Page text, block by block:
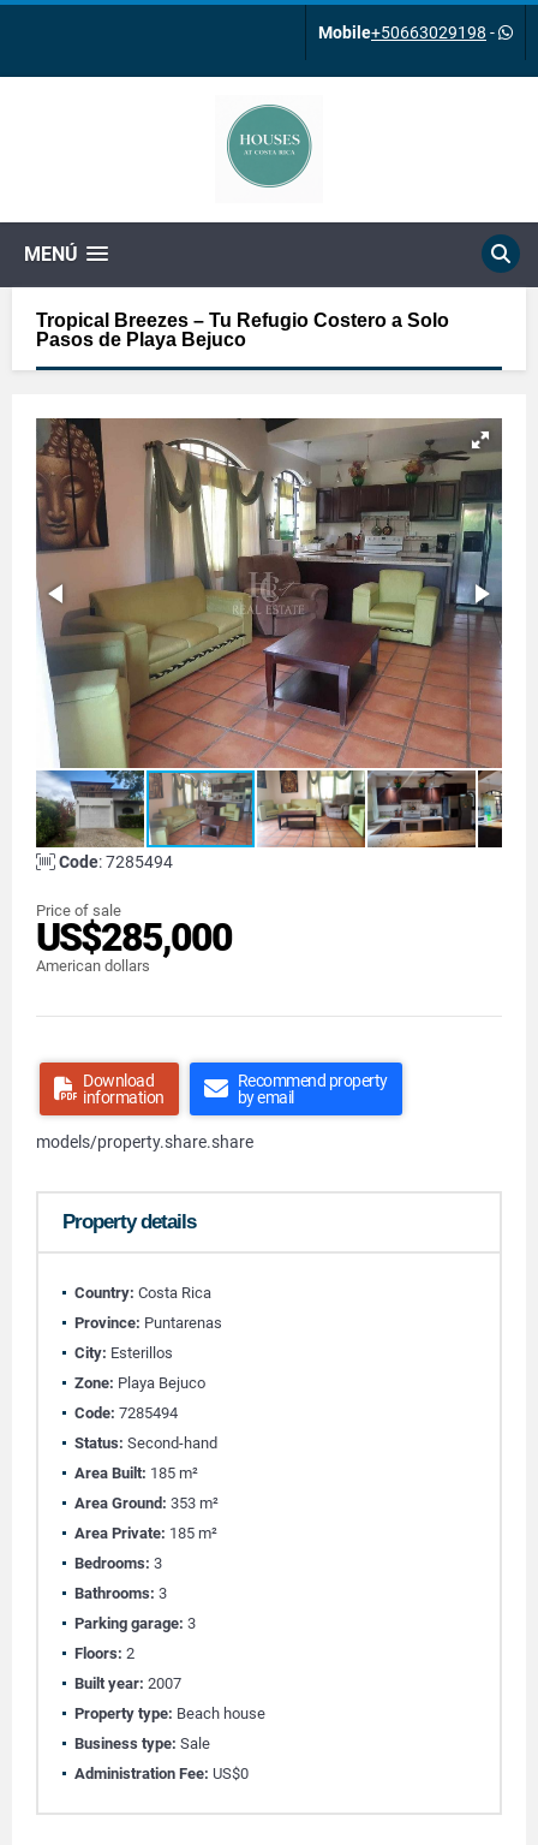
Mobile+50663029198 -
MENÚ
Tropical Breezes – Tu Refugio Costero a Solo
Pasos de Playa Bejuco
Code: 7285494
Price of sale
US$285,000
American dollars
Download
information
Recommend property
by email
models/property.share.share
Property details
Country: Costa Rica
Province: Puntarenas
City: Esterillos
Zone: Playa Bejuco
Code: 7285494
Status: Second-hand
Area Built: 185 m²
Area Ground: 353 m²
Area Private: 185 m²
Bedrooms: 3
Bathrooms: 3
Parking garage: 3
Floors: 2
Built year: 2007
Property type: Beach house
Business type: Sale
Administration Fee: US$0